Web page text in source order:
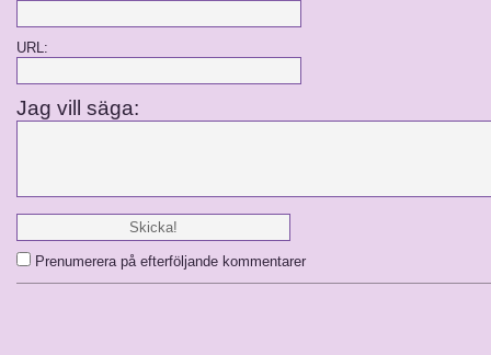
URL:
Jag vill säga:
Prenumerera på efterföljande kommentarer